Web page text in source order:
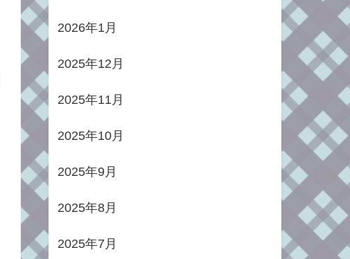
2026年1月
2025年12月
2025年11月
2025年10月
2025年9月
2025年8月
2025年7月